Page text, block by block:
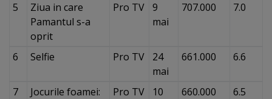
5
Ziua in care
Pamantul s-a
oprit
Pro TV
9
mai
707.000 7.0
6 Selfie Pro TV
24
mai
661.000 6.6
7
Jocurile foamei:
Pro TV
10
660.000 6.5